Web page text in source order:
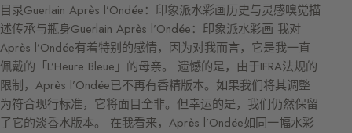
目录Guerlain Après l’Ondée：印象派水彩画历史与灵感嗅觉描
述传承与瓶身Guerlain Après l’Ondée：印象派水彩画 我对
Après l’Ondée有着特别的感情，因为对我而言，它是我一直
佩戴的「L’Heure Bleue」的母亲。 遗憾的是，由于IFRA法规的
限制，Après l’Ondée已不再有香精版本。如果我们将其调整
为符合现行标准，它将面目全非。但幸运的是，我们仍然保留
了它的淡香水版本。 在我看来，Après l’Ondée如同一幅水彩